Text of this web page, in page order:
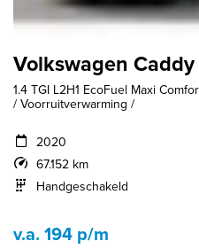
Volkswagen Caddy
1.4 TGI L2H1 EcoFuel Maxi
/ Voorruitverwarming /
2020
67.152 km
Handgeschakeld
v.a. 194 p/m